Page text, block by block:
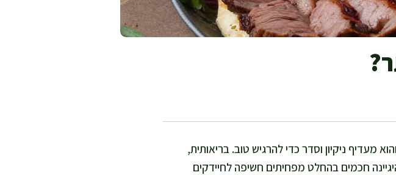
מעדיף ניקיון וסדר כדי להרגיש טוב. בריאותית,
חכמים בהחלט מפחיתים חשיפה לחיידקים